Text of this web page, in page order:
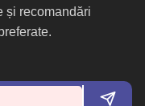
și recomandări